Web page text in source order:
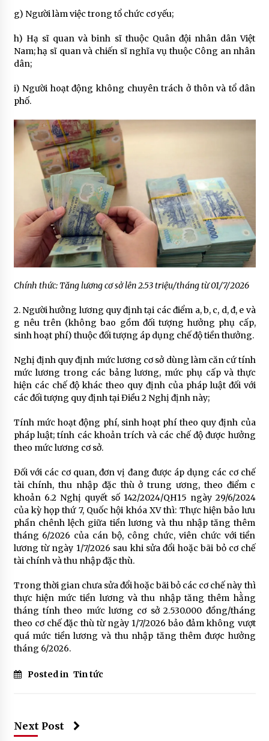
g) Người làm việc trong tổ chức cơ yếu;
h) Hạ sĩ quan và binh sĩ thuộc Quân đội nhân dân Việt
Nam; hạ sĩ quan và chiến sĩ nghĩa vụ thuộc Công an nhân
dân;
i) Người hoạt động không chuyên trách ở thôn và tổ dân
phố.
Chính thức: Tăng lương cơ sở lên 2.53 triệu/tháng từ 01/7/2026
2. Người hưởng lương quy định tại các điểm a, b, c, d, đ, e và
g nêu trên (không bao gồm đối tượng hưởng phụ cấp,
sinh hoạt phí) thuộc đối tượng áp dụng chế độ tiền thưởng.
Nghị định quy định mức lương cơ sở dùng làm căn cứ tính
mức lương trong các bảng lương, mức phụ cấp và thực
hiện các chế độ khác theo quy định của pháp luật đối với
các đối tượng quy định tại Điều 2 Nghị định này;
Tính mức hoạt động phí, sinh hoạt phí theo quy định của
pháp luật; tính các khoản trích và các chế độ được hưởng
theo mức lương cơ sở.
Đối với các cơ quan, đơn vị đang được áp dụng các cơ chế
tài chính, thu nhập đặc thù ở trung ương, theo điểm c
khoản 6.2 Nghị quyết số 142/2024/QH15 ngày 29/6/2024
của kỳ họp thứ 7, Quốc hội khóa XV thì: Thực hiện bảo lưu
phần chênh lệch giữa tiền lương và thu nhập tăng thêm
tháng 6/2026 của cán bộ, công chức, viên chức với tiền
lương từ ngày 1/7/2026 sau khi sửa đổi hoặc bãi bỏ cơ chế
tài chính và thu nhập đặc thù.
Trong thời gian chưa sửa đổi hoặc bãi bỏ các cơ chế này thì
thực hiện mức tiền lương và thu nhập tăng thêm hằng
tháng tính theo mức lương cơ sở 2.530.000 đồng/tháng
theo cơ chế đặc thù từ ngày 1/7/2026 bảo đảm không vượt
quá mức tiền lương và thu nhập tăng thêm được hưởng
tháng 6/2026.
Posted in Tin tức
Next Post